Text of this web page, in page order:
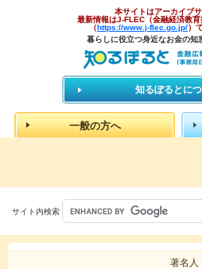
本サイトはアーカイブサ
最新情報はJ-FLEC（金融経済教
（https://www.j-flec.go.jp/）
暮らしに役立つ身近なお金の知
知るぽるとに
一般の方へ
サイト内検索
著名人